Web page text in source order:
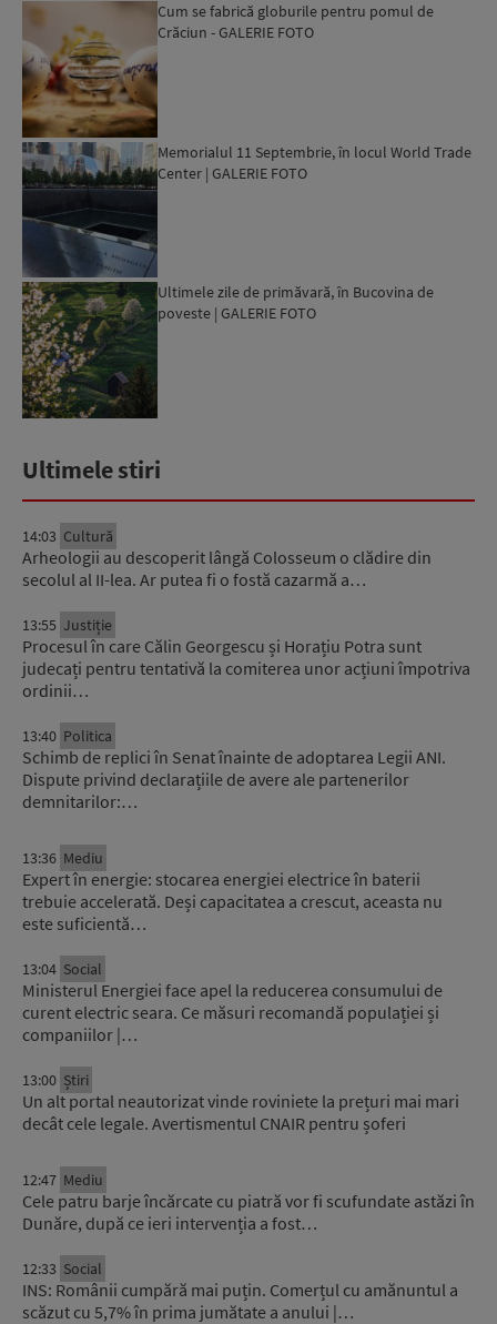
Cum se fabrică globurile pentru pomul de
Crăciun - GALERIE FOTO
Memorialul 11 Septembrie, în locul World Trade
Center | GALERIE FOTO
Ultimele zile de primăvară, în Bucovina de
poveste | GALERIE FOTO
Ultimele stiri
14:03 Cultură
Arheologii au descoperit lângă Colosseum o clădire din
secolul al II-lea. Ar putea fi o fostă cazarmă a…
13:55 Justiție
Procesul în care Călin Georgescu și Horațiu Potra sunt
judecați pentru tentativă la comiterea unor acțiuni împotriva
ordinii…
13:40 Politica
Schimb de replici în Senat înainte de adoptarea Legii ANI.
Dispute privind declarațiile de avere ale partenerilor
demnitarilor:…
13:36 Mediu
Expert în energie: stocarea energiei electrice în baterii
trebuie accelerată. Deși capacitatea a crescut, aceasta nu
este suficientă…
13:04 Social
Ministerul Energiei face apel la reducerea consumului de
curent electric seara. Ce măsuri recomandă populației și
companiilor |…
13:00 Știri
Un alt portal neautorizat vinde roviniete la prețuri mai mari
decât cele legale. Avertismentul CNAIR pentru șoferi
12:47 Mediu
Cele patru barje încărcate cu piatră vor fi scufundate astăzi în
Dunăre, după ce ieri intervenția a fost…
12:33 Social
INS: Românii cumpără mai puțin. Comerțul cu amănuntul a
scăzut cu 5,7% în prima jumătate a anului |…